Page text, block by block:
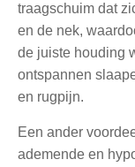
traagschuim dat
en de nek,
de juiste houding
ontspannen
en rugpijn.
Een ander
ademende en